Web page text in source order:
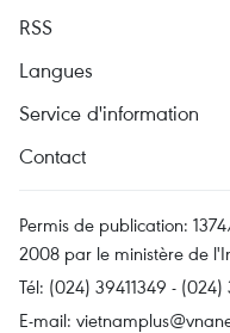
RSS
Langues
Service d'information
Contact
Permis de publication:
2008 par le ministère de
Tél: (024) 39411349 - (024)
E-mail: